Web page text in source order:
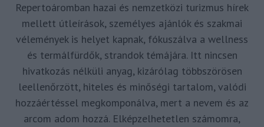
Repertoáromban hazai és nemzetközi turizmus hírek
mellett útleírások, személyes ajánlók és szakmai
vélemények is helyet kapnak, fókuszálva a wellness
és termálfürdők, strandok témájára. Itt nincsen
hivatkozás nélküli anyag, kizárólag többszörösen
leellenőrzött, hiteles és minőségi tartalom, valódi
hozzáértéssel megkomponálva, mert a nevem és az
arcom adom hozzá. Elképzelhetetlen számomra,